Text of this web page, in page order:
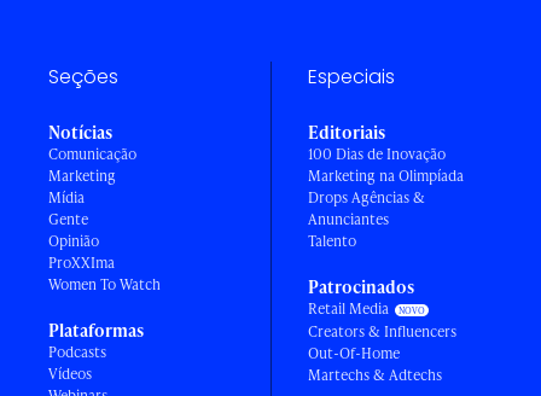
Seções
Notícias
Comunicação
Marketing
Mídia
Gente
Opinião
ProXXIma
Women To Watch
Plataformas
Podcasts
Vídeos
Especiais
Editoriais
100 Dias de Inovação
Marketing na Olimpíada
Drops Agências &
Anunciantes
Talento
Patrocinados
Retail Media
Creators & Influencers
Out-Of-Home
Martechs & Adtechs